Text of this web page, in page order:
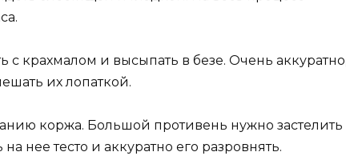
с крахмалом и высыпать в безе. Очень
их лопаткой.
коржа. Большой противень нужно застелить
нее тесто и аккуратно его разровнять.